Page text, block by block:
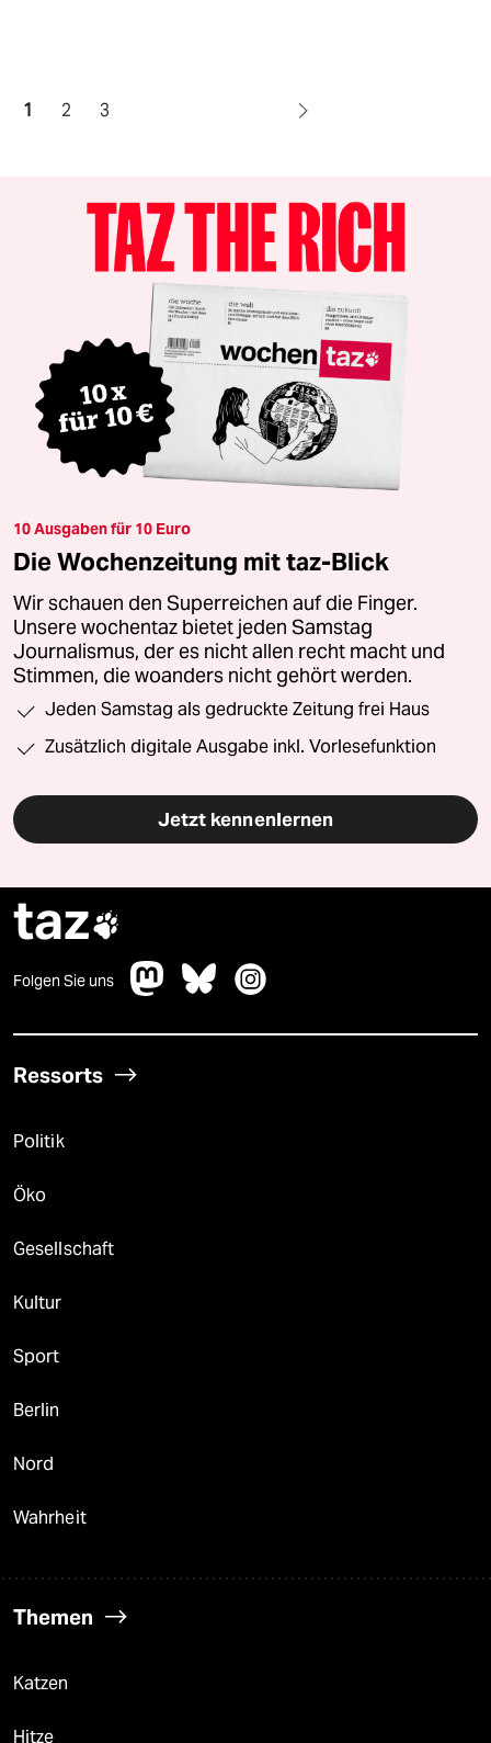
1 2 3
10 Ausgaben für 10 Euro
Die Wochenzeitung mit taz-Blick
Wir schauen den Superreichen auf die Finger.
Unsere wochentaz bietet jeden Samstag
Journalismus, der es nicht allen recht macht und
Stimmen, die woanders nicht gehört werden.
Jeden Samstag als gedruckte Zeitung frei Haus
Zusätzlich digitale Ausgabe inkl. Vorlesefunktion
Jetzt kennenlernen
taz
Folgen Sie uns
Ressorts
Politik
Öko
Gesellschaft
Kultur
Sport
Berlin
Nord
Wahrheit
Themen
Katzen
Hitze